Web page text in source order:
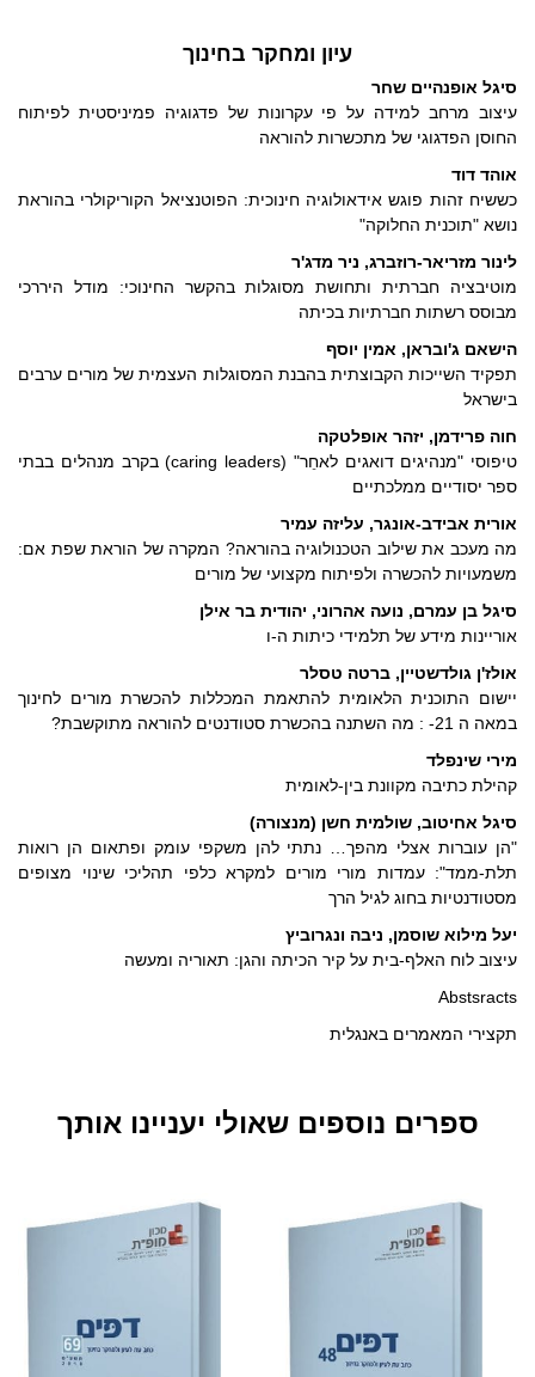
עיון ומחקר בחינוך
סיגל אופנהיים שחר
עיצוב מרחב למידה על פי עקרונות של פדגוגיה פמיניסטית לפיתוח
החוסן הפדגוגי של מתכשרות להוראה
אוהד דוד
כששיח זהות פוגש אידאולוגיה חינוכית: הפוטנציאל הקוריקולרי בהוראת
נושא "תוכנית החלוקה"
לינור מזריאר-רוזברג, ניר מדג'ר
מוטיבציה חברתית ותחושת מסוגלות בהקשר החינוכי: מודל היררכי
מבוסס רשתות חברתיות בכיתה
הישאם ג'ובראן, אמין יוסף
תפקיד השייכות הקבוצתית בהבנת המסוגלות העצמית של מורים ערבים
בישראל
חוה פרידמן, יזהר אופלטקה
טיפוסי "מנהיגים דואגים לאחֵר" (caring leaders) בקרב מנהלים בבתי
ספר יסודיים ממלכתיים
אורית אבידב-אונגר, עליזה עמיר
מה מעכב את שילוב הטכנולוגיה בהוראה? המקרה של הוראת שפת אם:
משמעויות להכשרה ולפיתוח מקצועי של מורים
סיגל בן עמרם, נועה אהרוני, יהודית בר אילן
אוריינות מידע של תלמידי כיתות ה-ו
אולז'ן גולדשטיין, ברטה טסלר
יישום התוכנית הלאומית להתאמת המכללות להכשרת מורים לחינוך
במאה ה 21- : מה השתנה בהכשרת סטודנטים להוראה מתוקשבת?
מירי שינפלד
קהילת כתיבה מקוונת בין-לאומית
סיגל אחיטוב, שולמית חשן (מנצורה)
"הן עוברות אצלי מהפך… נתתי להן משקפי עומק ופתאום הן רואות
תלת-ממד": עמדות מורי מורים למקרא כלפי תהליכי שינוי מצופים
מסטודנטיות בחוג לגיל הרך
יעל מילוא שוסמן, ניבה ונגרוביץ
עיצוב לוח האלף-בית על קיר הכיתה והגן: תאוריה ומעשה
Abstsracts
תקצירי המאמרים באנגלית
ספרים נוספים שאולי יעניינו אותך